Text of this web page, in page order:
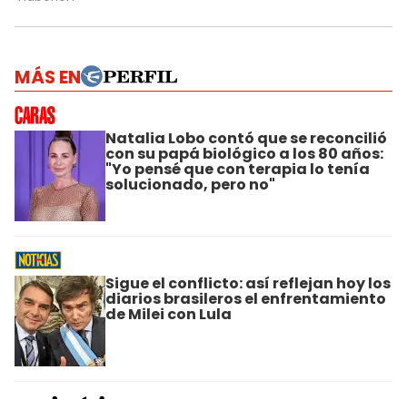
MÁS EN
Natalia Lobo contó que se reconcilió
con su papá biológico a los 80 años:
"Yo pensé que con terapia lo tenía
solucionado, pero no"
Sigue el conflicto: así reflejan hoy los
diarios brasileros el enfrentamiento
de Milei con Lula